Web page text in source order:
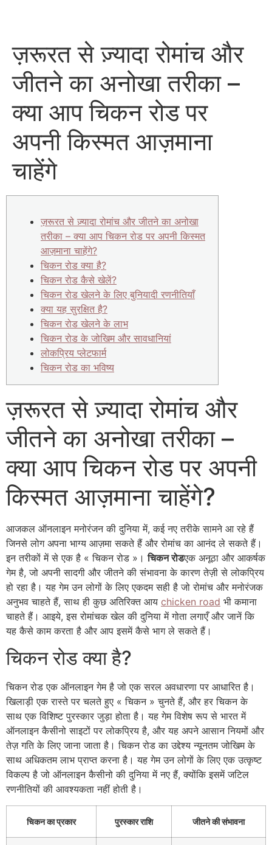
ज़रूरत से ज़्यादा रोमांच और
जीतने का अनोखा तरीका –
क्या आप चिकन रोड पर
अपनी किस्मत आज़माना
चाहेंगे
ज़रूरत से ज़्यादा रोमांच और जीतने का अनोखा
तरीका – क्या आप चिकन रोड पर अपनी किस्मत
आज़माना चाहेंगे?
चिकन रोड क्या है?
चिकन रोड कैसे खेलें?
चिकन रोड खेलने के लिए बुनियादी रणनीतियाँ
क्या यह सुरक्षित है?
चिकन रोड खेलने के लाभ
चिकन रोड के जोखिम और सावधानियां
लोकप्रिय प्लेटफार्म
चिकन रोड का भविष्य
ज़रूरत से ज़्यादा रोमांच और
जीतने का अनोखा तरीका –
क्या आप चिकन रोड पर अपनी
किस्मत आज़माना चाहेंगे?
आजकल ऑनलाइन मनोरंजन की दुनिया में, कई नए तरीके सामने आ रहे हैं
जिनसे लोग अपना भाग्य आज़मा सकते हैं और रोमांच का आनंद ले सकते हैं।
इन तरीकों में से एक है « चिकन रोड »।चिकन रोडएक अनूठा और आकर्षक
गेम है, जो अपनी सादगी और जीतने की संभावना के कारण तेज़ी से लोकप्रिय
हो रहा है। यह गेम उन लोगों के लिए एकदम सही है जो रोमांच और मनोरंजक
अनुभव चाहते हैं, साथ ही कुछ अतिरिक्त आय chicken road भी कमाना
चाहते हैं। आइये, इस रोमांचक खेल की दुनिया में गोता लगाएँ और जानें कि
यह कैसे काम करता है और आप इसमें कैसे भाग ले सकते हैं।
चिकन रोड क्या है?
चिकन रोड एक ऑनलाइन गेम है जो एक सरल अवधारणा पर आधारित है।
खिलाड़ी एक रास्ते पर चलते हुए « चिकन » चुनते हैं, और हर चिकन के
साथ एक विशिष्ट पुरस्कार जुड़ा होता है। यह गेम विशेष रूप से भारत में
ऑनलाइन कैसीनो साइटों पर लोकप्रिय है, और यह अपने आसान नियमों और
तेज़ गति के लिए जाना जाता है। चिकन रोड का उद्देश्य न्यूनतम जोखिम के
साथ अधिकतम लाभ प्राप्त करना है। यह गेम उन लोगों के लिए एक उत्कृष्ट
विकल्प है जो ऑनलाइन कैसीनो की दुनिया में नए हैं, क्योंकि इसमें जटिल
रणनीतियों की आवश्यकता नहीं होती है।
चिकन का प्रकार पुरस्कार राशि जीतने की संभावना